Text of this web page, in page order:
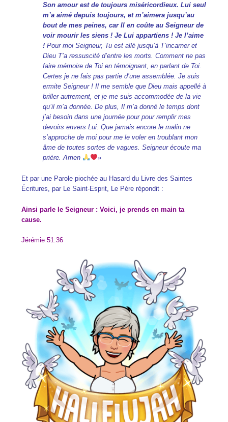
Son amour est de toujours miséricordieux. Lui seul
m’a aimé depuis toujours, et m’aimera jusqu’au
bout de mes peines, carIl en coûte au Seigneur de
voir mourir les siens ! Je Lui appartiens ! Je l’aime
!Pour moi Seigneur, Tu est allé jusqu’à T’incarner et
Dieu T’a ressuscité d’entre les morts. Comment ne pas
faire mémoire de Toi en témoignant, en parlant de Toi.
Certes je ne fais pas partie d’une assemblée. Je suis
ermite Seigneur ! Il me semble que Dieu mais appellé à
briller autrement, et je me suis accommodée de la vie
qu’il m’a donnée. De plus, Il m’a donné le temps dont
j’ai besoin dans une journée pour pour remplir mes
devoirs envers Lui. Que jamais encore le malin ne
s’approche de moi pour me le voler en troublant mon
âme de toutes sortes de vagues. Seigneur écoute ma
prière. Amen
»
Et par une Parole piochée au Hasard du Livre des Saintes
Écritures, par Le Saint-Esprit, Le Père répondit :
Ainsi parle le Seigneur : Voici, je prends en main ta
cause.
Jérémie 51:36